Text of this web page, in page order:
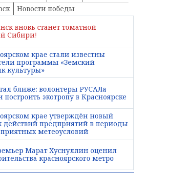
Новости победы
вновь станет томатной
Сибири!
крае стали известны
программы «Земский
культуры»
ближе: волонтеры РУСАЛа
построить экотропу в Красноярске
крае утверждён новый
действий предприятий в периоды
метеоусловий
Марат Хуснуллин оценил
красноярского метро